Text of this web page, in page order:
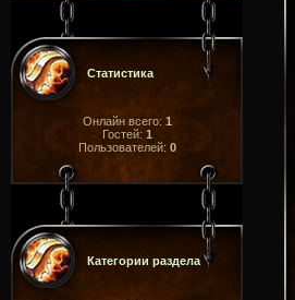
Статистика
Онлайн всего: 1
Гостей: 1
Пользователей: 0
Категории раздела